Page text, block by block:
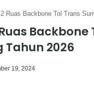
Ruas Backbone Tol Trans
Tahun 2026
19, 2024